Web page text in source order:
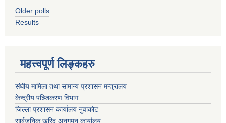
Older polls
Results
महत्त्वपूर्ण लिङ्कहरु
संघीय मामिला तथा सामान्य प्रशासन मन्त्रालय
केन्द्रीय पञ्जिकरण विभाग
जिल्ला प्रशासन कार्यालय नुवाकोट
सार्बजनिक खरिद अनुगमन कार्यालय